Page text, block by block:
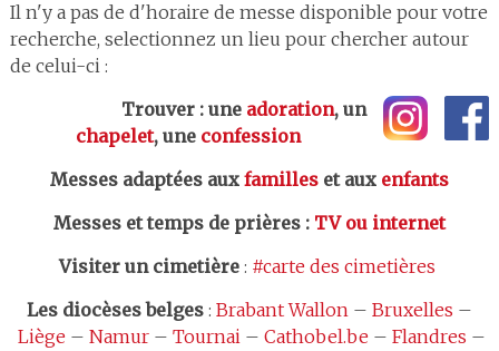
Il n'y a pas de d'horaire de messe disponible pour votre
recherche, selectionnez un lieu pour chercher autour
de celui-ci :
Trouver : une adoration, un
chapelet, une confession
Messes adaptées aux familleset aux enfants
Messes et temps de prières: TV ou internet
Visiter un cimetière: #carte des cimetières
Les diocèses belges: Brabant Wallon– Bruxelles –
Liège – Namur– Tournai– Cathobel.be – Flandres –